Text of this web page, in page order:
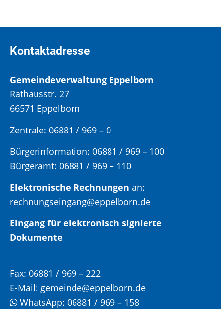
Kontaktadresse
Gemeindeverwaltung Eppelborn
Rathausstr. 27
66571 Eppelborn
Zentrale: 06881 / 969 – 0
Bürgerinformation: 06881 / 969 – 100
Bürgeramt: 06881 / 969 – 110
Elektronische Rechnungen an:
rechnungseingang@eppelborn.de
Eingang für elektronisch signierte
Dokumente
Fax: 06881 / 969 – 222
E-Mail: gemeinde@eppelborn.de
WhatsApp: 06881 / 969 – 158